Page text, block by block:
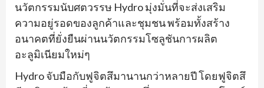
นวัตกรรมนับศตวรรษ Hydro มุ่งมั่นที่จะส่งเสริม
ความอยู่รอดของลูกค้าและชุมชน พร้อมทั้งสร้าง
อนาคตที่ยั่งยืนผ่านนวัตกรรมโซลูชันการผลิต
อะลูมิเนียมใหม่ๆ
Hydro จับมือกับฟูจิตสึมานานกว่าหลายปี โดยฟูจิตสึ